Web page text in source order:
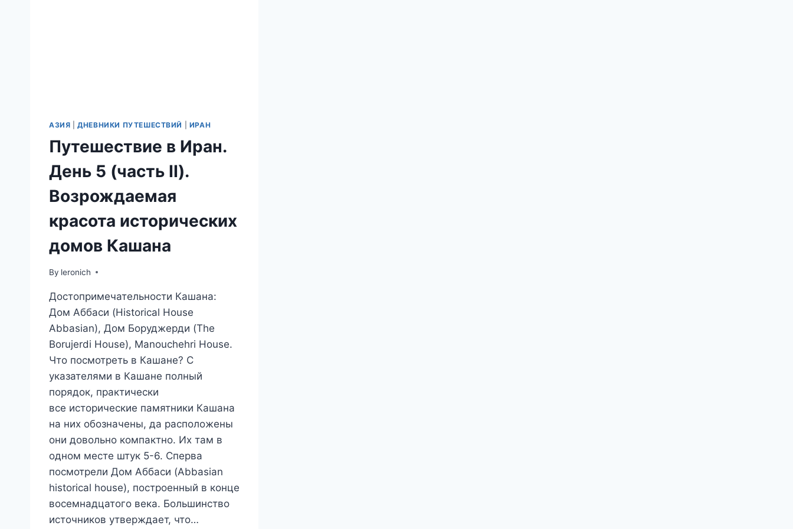
АЗИЯ |ДНЕВНИКИ ПУТЕШЕСТВИЙ ИРАН
Путешествие в Иран.
День 5 (часть II).
Возрождаемая
красота исторических
домов Кашана
By leronich
Достопримечательности Кашана:
Дом Аббаси (Historical House
Abbasian), Дом Боруджерди (The
Borujerdi House), Manouchehri House.
Что посмотреть в Кашане? С
указателями в Кашане полный
порядок, практически
все исторические памятники Кашана
на них обозначены, да расположены
они довольно компактно. Их там в
одном месте штук 5-6. Сперва
посмотрели Дом Аббаси (Abbasian
historical house), построенный в конце
восемнадцатого века. Большинство
источников утверждает, что…